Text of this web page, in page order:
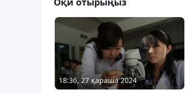
18:36, 27 қараша 2024